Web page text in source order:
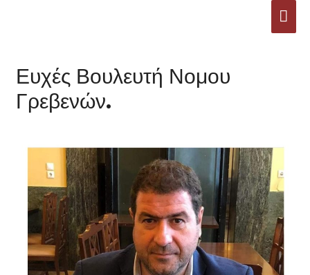
Ευχές Βουλευτή Νομου
Γρεβενών.